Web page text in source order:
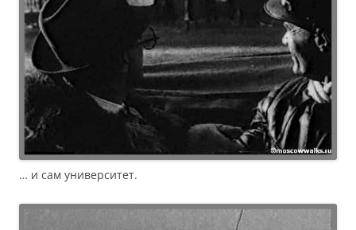
… и сам университет.